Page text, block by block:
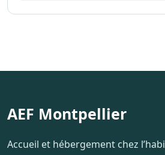
AEF Montpellier
Accueil et hébergement chez